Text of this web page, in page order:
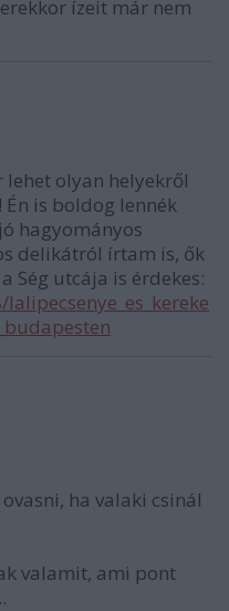
ízeit már nem
lehet olyan helyekről
is boldog lennék
hagyományos
delikátról írtam is, ők
Ség utcája is érdekes:
ha valaki csinál
valamit, ami pont